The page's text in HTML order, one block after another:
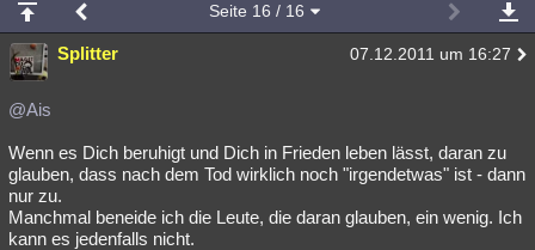
meine Rubriken
Menschen Mystery Kriminalfälle
Spiritualität
Natur Umfragen Unterhaltung
weitere Rubriken
Philosophie Träume Orte Esoterik Literatur
Seite 16 / 16
Splitter 07.12.2011 um 16:27
@Ais
Wenn es Dich beruhigt und Dich in Frieden leben lässt, daran zu
glauben, dass nach dem Tod wirklich noch "irgendetwas" ist - dann
nur zu.
Manchmal beneide ich die Leute, die daran glauben, ein wenig. Ich
kann es jedenfalls nicht.